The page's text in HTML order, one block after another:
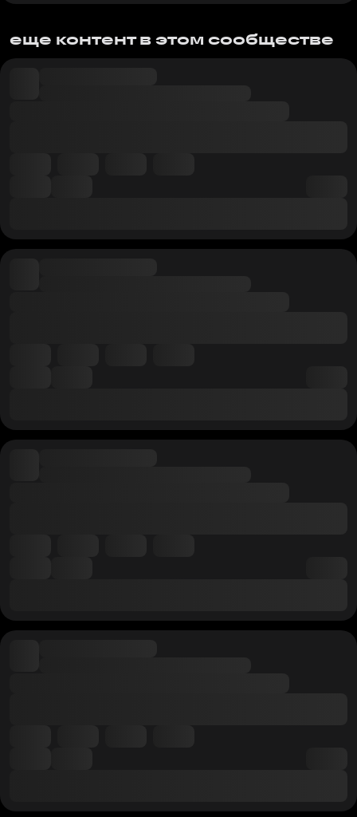
еще контент в этом сообществе